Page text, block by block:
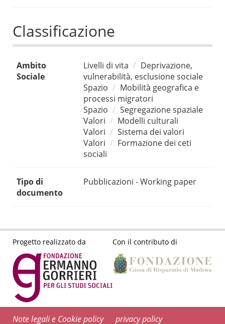
Classificazione
Ambito
Sociale
Livelli di vita
Deprivazione,
vulnerabilità, esclusione sociale
Spazio
Mobilità geografica e
processi migratori
Spazio
Segregazione spaziale
Valori
Modelli culturali
Valori
Sistema dei valori
Valori
Formazione dei ceti
sociali
Tipo di
documento
Pubblicazioni - Working paper
Progetto realizzato da Con il contributo di
Note legali e Cookie policy privacy policy